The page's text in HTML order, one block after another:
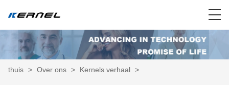
thuis > Over ons > Kernels verhaal >